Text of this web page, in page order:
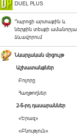
DUEL PLUS
Դպրոցի արտաքին և
ներքին տեսքի ամանորյա
ձևավորում
Նկարչական մրցույթ
Աշխատանքներ
Բոլորը
Հաղթողներ
2-5-րդ դասարաններ
«Երազ»
«Բնություն»